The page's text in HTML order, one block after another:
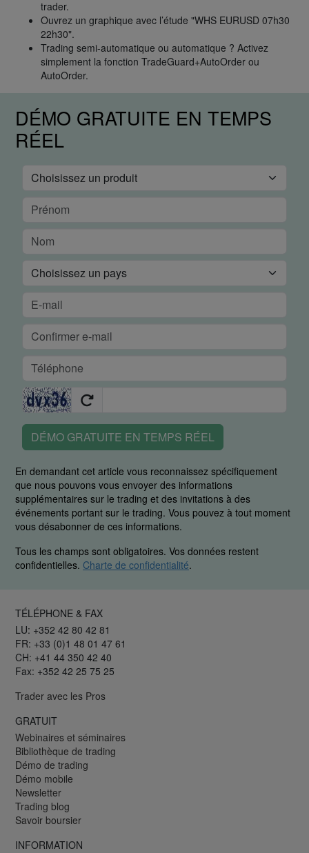
trader.
Ouvrez un graphique avec l’étude "WHS EURUSD 07h30
22h30".
Trading semi-automatique ou automatique ? Activez
simplement la fonction TradeGuard+AutoOrder ou
AutoOrder.
DÉMO GRATUITE EN TEMPS
RÉEL
DÉMO GRATUITE EN TEMPS RÉEL
En demandant cet article vous reconnaissez spécifiquement
que nous pouvons vous envoyer des informations
supplémentaires sur le trading et des invitations à des
événements portant sur le trading. Vous pouvez à tout moment
vous désabonner de ces informations.
Tous les champs sont obligatoires. Vos données restent
confidentielles. Charte de confidentialité.
TÉLÉPHONE & FAX
LU: +352 42 80 42 81
FR: +33 (0)1 48 01 47 61
CH: +41 44 350 42 40
Fax: +352 42 25 75 25
Trader avec les Pros
GRATUIT
Webinaires et séminaires
Bibliothèque de trading
Démo de trading
Démo mobile
Newsletter
Trading blog
Savoir boursier
INFORMATION